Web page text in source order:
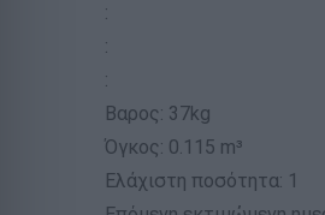
:
:
:
Βαρος: 37kg
Όγκος: 0.115 m³
Ελάχιστη ποσότητα: 1